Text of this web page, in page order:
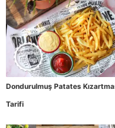
Dondurulmuş Patates
Tarifi